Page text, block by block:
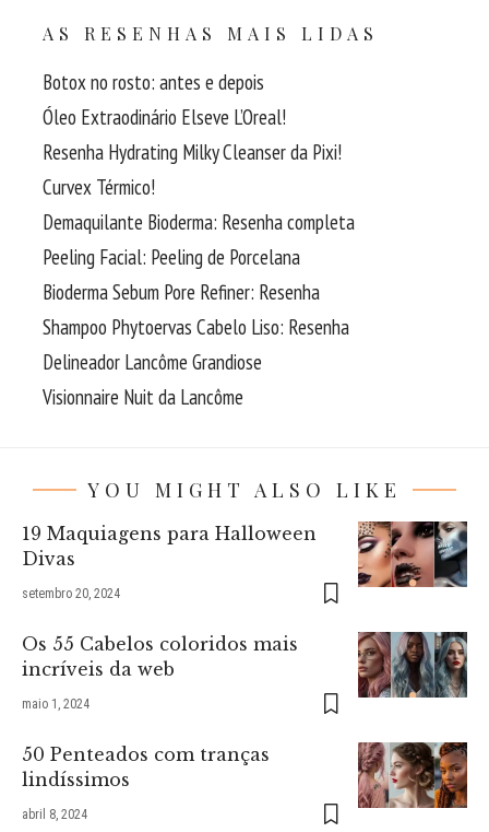
AS RESENHAS MAIS LIDAS
Botox no rosto: antes e depois
Óleo Extraodinário Elseve L’Oreal!
Resenha Hydrating Milky Cleanser da Pixi!
Curvex Térmico!
Demaquilante Bioderma: Resenha completa
Peeling Facial: Peeling de Porcelana
Bioderma Sebum Pore Refiner: Resenha
Shampoo Phytoervas Cabelo Liso: Resenha
Delineador Lancôme Grandiose
Visionnaire Nuit da Lancôme
YOU MIGHT ALSO LIKE
19 Maquiagens para Halloween
Divas
setembro 20, 2024
Os 55 Cabelos coloridos mais
incríveis da web
maio 1, 2024
50 Penteados com tranças
lindíssimos
abril 8, 2024